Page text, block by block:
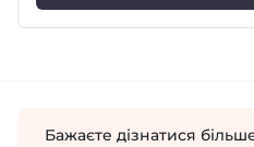
Бажаєте дізнатися